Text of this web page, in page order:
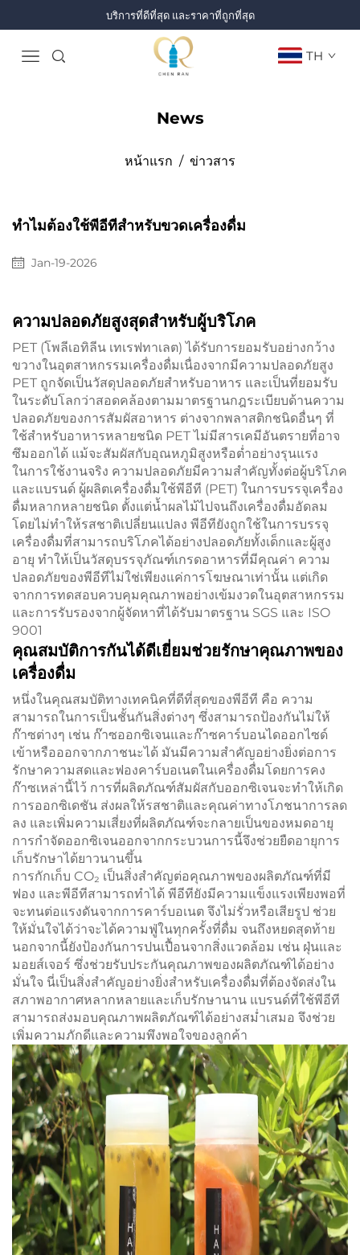
บริการที่ดีที่สุด และราคาที่ถูกที่สุด
TH
หน้าแรก / ข่าวสาร
News
ทำไมต้องใช้พีอีทีสำหรับขวดเครื่องดื่ม
Jan-19-2026
ความปลอดภัยสูงสุดสำหรับผู้บริโภค
PET (โพลีเอทิลีน เทเรฟทาเลต) ได้รับการยอมรับอย่างกว้าง
ขวางในอุตสาหกรรมเครื่องดื่มเนื่องจากมีความปลอดภัยสูง
PET ถูกจัดเป็นวัสดุปลอดภัยสำหรับอาหาร และเป็นที่ยอมรับ
ในระดับโลกว่าสอดคล้องตามมาตรฐานกฎระเบียบด้านความ
ปลอดภัยของการสัมผัสอาหาร ต่างจากพลาสติกชนิดอื่นๆ ที่
ใช้สำหรับอาหารหลายชนิด PET ไม่มีสารเคมีอันตรายที่อาจ
ซึมออกได้ แม้จะสัมผัสกับอุณหภูมิสูงหรือต่ำอย่างรุนแรง
ในการใช้งานจริง ความปลอดภัยมีความสำคัญทั้งต่อผู้บริโภค
และแบรนด์ ผู้ผลิตเครื่องดื่มใช้พีอีที (PET) ในการบรรจุเครื่อง
ดื่มหลากหลายชนิด ตั้งแต่น้ำผลไม้ไปจนถึงเครื่องดื่มอัดลม
โดยไม่ทำให้รสชาติเปลี่ยนแปลง พีอีทียังถูกใช้ในการบรรจุ
เครื่องดื่มที่สามารถบริโภคได้อย่างปลอดภัยทั้งเด็กและผู้สูง
อายุ ทำให้เป็นวัสดุบรรจุภัณฑ์เกรดอาหารที่มีคุณค่า ความ
ปลอดภัยของพีอีทีไม่ใช่เพียงแค่การโฆษณาเท่านั้น แต่เกิด
จากการทดสอบควบคุมคุณภาพอย่างเข้มงวดในอุตสาหกรรม
และการรับรองจากผู้จัดหาที่ได้รับมาตรฐาน SGS และ ISO
9001
คุณสมบัติการกันได้ดีเยี่ยมช่วยรักษาคุณภาพของ
เครื่องดื่ม
หนึ่งในคุณสมบัติทางเทคนิคที่ดีที่สุดของพีอีที คือ ความ
สามารถในการเป็นชั้นกันสิ่งต่างๆ ซึ่งสามารถป้องกันไม่ให้
ก๊าซต่างๆ เช่น ก๊าซออกซิเจนและก๊าซคาร์บอนไดออกไซด์
เข้าหรือออกจากภาชนะได้ มันมีความสำคัญอย่างยิ่งต่อการ
รักษาความสดและฟองคาร์บอเนตในเครื่องดื่มโดยการคง
ก๊าซเหล่านี้ไว้ การที่ผลิตภัณฑ์สัมผัสกับออกซิเจนจะทำให้เกิด
การออกซิเดชัน ส่งผลให้รสชาติและคุณค่าทางโภชนาการลด
ลง และเพิ่มความเสี่ยงที่ผลิตภัณฑ์จะกลายเป็นของหมดอายุ
การกำจัดออกซิเจนออกจากกระบวนการนี้จึงช่วยยืดอายุการ
เก็บรักษาได้ยาวนานขึ้น
การกักเก็บ CO₂ เป็นสิ่งสำคัญต่อคุณภาพของผลิตภัณฑ์ที่มี
ฟอง และพีอีทีสามารถทำได้ พีอีทียังมีความแข็งแรงเพียงพอที่
จะทนต่อแรงดันจากการคาร์บอเนต จึงไม่รั่วหรือเสียรูป ช่วย
ให้มั่นใจได้ว่าจะได้ความฟู่ในทุกครั้งที่ดื่ม จนถึงหยดสุดท้าย
นอกจากนี้ยังป้องกันการปนเปื้อนจากสิ่งแวดล้อม เช่น ฝุ่นและ
มอยส์เจอร์ ซึ่งช่วยรับประกันคุณภาพของผลิตภัณฑ์ได้อย่าง
มั่นใจ นี่เป็นสิ่งสำคัญอย่างยิ่งสำหรับเครื่องดื่มที่ต้องจัดส่งใน
สภาพอากาศหลากหลายและเก็บรักษานาน แบรนด์ที่ใช้พีอีที
สามารถส่งมอบคุณภาพผลิตภัณฑ์ได้อย่างสม่ำเสมอ จึงช่วย
เพิ่มความภักดีและความพึงพอใจของลูกค้า